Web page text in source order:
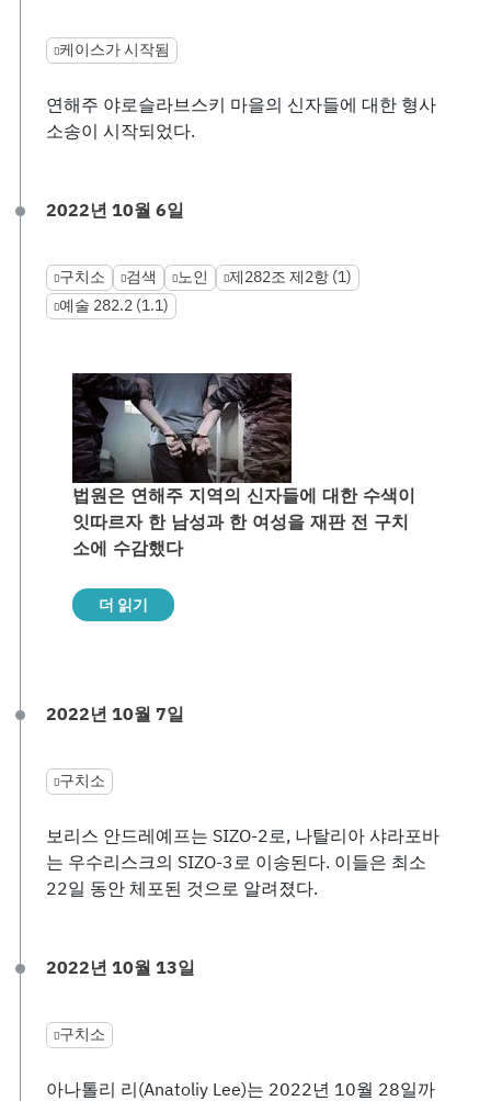
케이스가 시작됨
연해주 야로슬라브스키 마을의 신자들에 대한 형사
소송이 시작되었다.
2022년 10월 6일
구치소 검색 노인
제282조 제2항 (1)
예술 282.2 (1.1)
법원은 연해주 지역의 신자들에 대한 수색이
잇따르자 한 남성과 한 여성을 재판 전 구치
소에 수감했다
더 읽기
2022년 10월 7일
구치소
보리스 안드레예프는 SIZO-2로, 나탈리아 샤라포바
는 우수리스크의 SIZO-3로 이송된다. 이들은 최소
22일 동안 체포된 것으로 알려졌다.
2022년 10월 13일
구치소
아나톨리 리(Anatoliy Lee)는 2022년 10월 28일까